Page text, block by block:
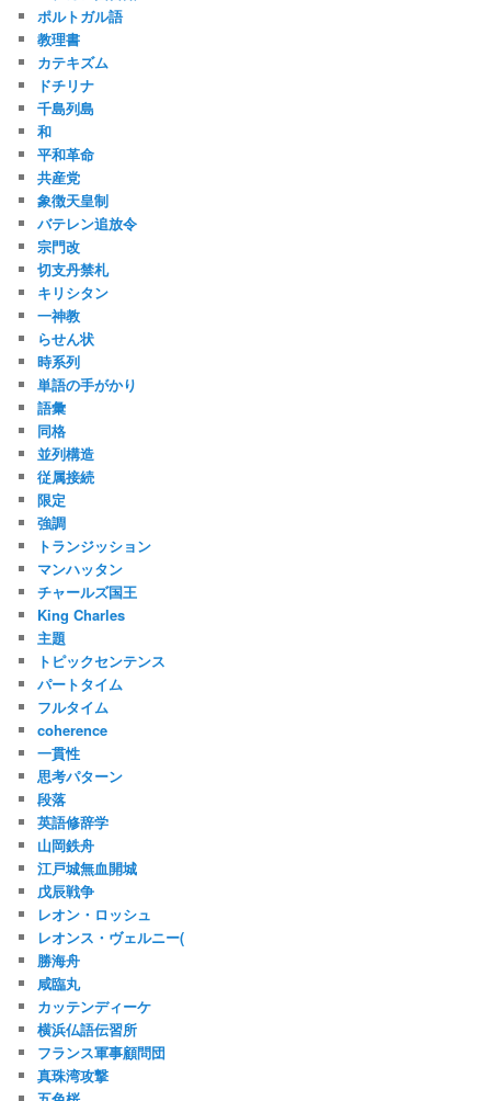
ポルトガル語
教理書
カテキズム
ドチリナ
千島列島
和
平和革命
共産党
象徴天皇制
バテレン追放令
宗門改
切支丹禁札
キリシタン
一神教
らせん状
時系列
単語の手がかり
語彙
同格
並列構造
従属接続
限定
強調
トランジッション
マンハッタン
チャールズ国王
King Charles
主題
トピックセンテンス
パートタイム
フルタイム
coherence
一貫性
思考パターン
段落
英語修辞学
山岡鉄舟
江戸城無血開城
戊辰戦争
レオン・ロッシュ
レオンス・ヴェルニー(
勝海舟
咸臨丸
カッテンディーケ
横浜仏語伝習所
フランス軍事顧問団
真珠湾攻撃